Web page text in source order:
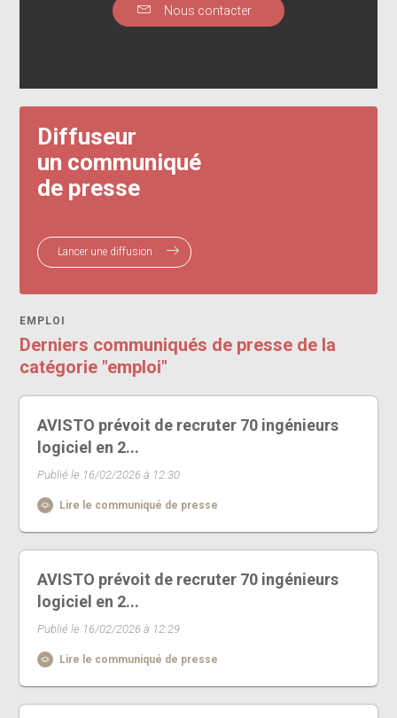
Nous contacter
Diffuseur
un communiqué
de presse
Lancer une diffusion
EMPLOI
Derniers communiqués de presse de la
catégorie "emploi"
AVISTO prévoit de recruter 70 ingénieurs
logiciel en 2...
Publié le 16/02/2026 à 12:30
Lire le communiqué de presse
AVISTO prévoit de recruter 70 ingénieurs
logiciel en 2...
Publié le 16/02/2026 à 12:29
Lire le communiqué de presse